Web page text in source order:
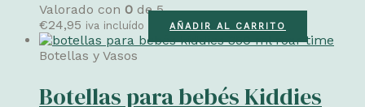
Valorado con 0 de 5
€24,95 iva incluído AÑADIR AL CARRITO
Botellas y Vasos
Botellas para bebés Kiddies